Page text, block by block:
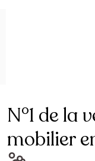
N°1 de la
mobilier